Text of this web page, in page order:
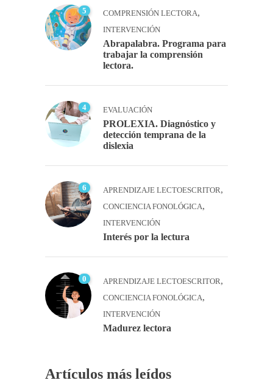
5 COMPRENSIÓN LECTORA,
INTERVENCIÓN
Abrapalabra. Programa para
trabajar la comprensión
lectora.
4 EVALUACIÓN
PROLEXIA. Diagnóstico y
detección temprana de la
dislexia
6 APRENDIZAJE LECTOESCRITOR,
CONCIENCIA FONOLÓGICA,
INTERVENCIÓN
Interés por la lectura
0 APRENDIZAJE LECTOESCRITOR,
CONCIENCIA FONOLÓGICA,
INTERVENCIÓN
Madurez lectora
Artículos más leídos